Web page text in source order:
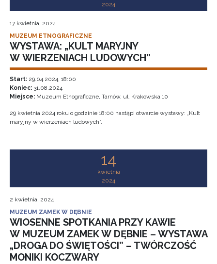
2024
17 kwietnia, 2024
MUZEUM ETNOGRAFICZNE
WYSTAWA: „KULT MARYJNY
W WIERZENIACH LUDOWYCH”
Start: 29.04.2024, 18:00
Koniec: 31.08.2024
Miejsce: Muzeum Etnograficzne, Tarnów, ul. Krakowska 10
29 kwietnia 2024 roku o godzinie 18:00 nastąpi otwarcie wystawy: „Kult
maryjny w wierzeniach ludowych”.
14
kwietnia
2024
2 kwietnia, 2024
MUZEUM ZAMEK W DĘBNIE
WIOSENNE SPOTKANIA PRZY KAWIE
W MUZEUM ZAMEK W DĘBNIE – WYSTAWA
„DROGA DO ŚWIĘTOŚCI” – TWÓRCZOŚĆ
MONIKI KOCZWARY